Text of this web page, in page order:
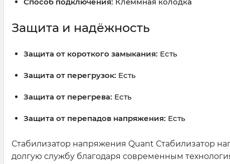
Способ подключения: Клеммная колодка
Защита и надёжность
Защита от короткого замыкания: Есть
Защита от перегрузок: Есть
Защита от перегрева: Есть
Защита от перепадов напряжения: Есть
Стабилизатор напряжения Quant Стабилизатор
долгую службу благодаря современным